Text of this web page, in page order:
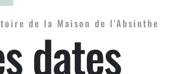
de la Maison de l'Absinthe
dates